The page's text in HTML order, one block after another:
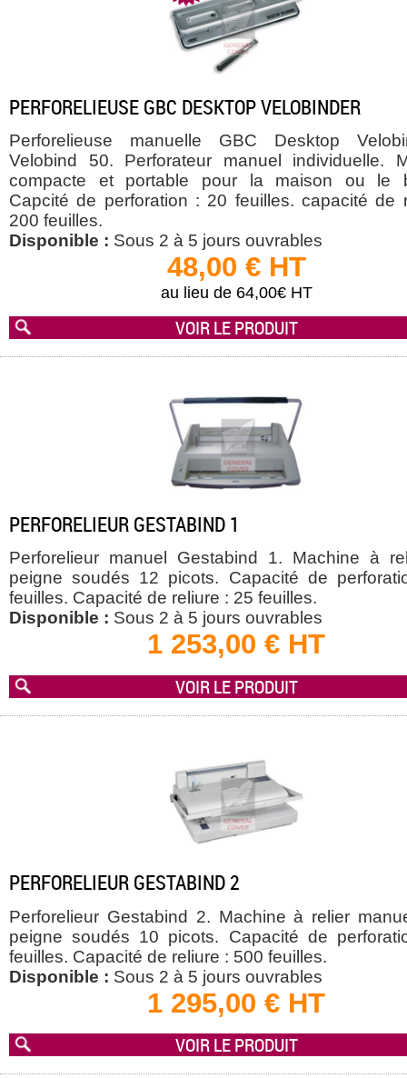
PERFORELIEUSE GBC DESKTOP VELOBINDER
Perforelieuse manuelle GBC Desktop
Velobind 50. Perforateur manuel individuelle.
compacte et portable pour la maison ou le
Capcité de perforation : 20 feuilles. capacité de
200 feuilles.
Disponible : Sous 2 à 5 jours ouvrables
48,00 € HT
au lieu de 64,00€ HT
VOIR LE PRODUIT
PERFORELIEUR GESTABIND 1
Perforelieur manuel Gestabind 1. Machine à
peigne soudés 12 picots. Capacité de
feuilles. Capacité de reliure : 25 feuilles.
Disponible : Sous 2 à 5 jours ouvrables
1 253,00 € HT
VOIR LE PRODUIT
PERFORELIEUR GESTABIND 2
Perforelieur Gestabind 2. Machine à relier
peigne soudés 10 picots. Capacité de
feuilles. Capacité de reliure : 500 feuilles.
Disponible : Sous 2 à 5 jours ouvrables
1 295,00 € HT
VOIR LE PRODUIT